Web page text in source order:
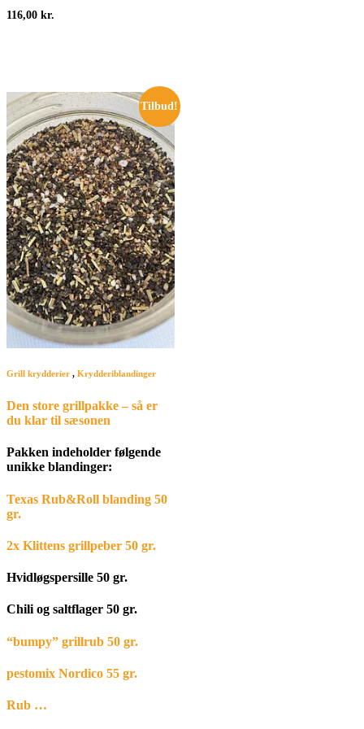
116,00 kr.
Tilbud!
Grill krydderier , Krydderiblandinger
Den store grillpakke – så er
du klar til sæsonen
Pakken indeholder følgende
unikke blandinger:
Texas Rub&Roll blanding 50
gr.
2x Klittens grillpeber 50 gr.
Hvidløgspersille 50 gr.
Chili og saltflager 50 gr.
“bumpy” grillrub 50 gr.
pestomix Nordico 55 gr.
Rub …